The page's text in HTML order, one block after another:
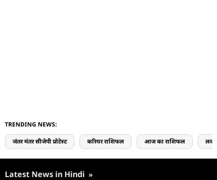
TRENDING NEWS:
जंतर मंतर सीजेपी प्रोटेस्ट करियर राशिफल आज का राशिफल लव
Latest News in Hindi »